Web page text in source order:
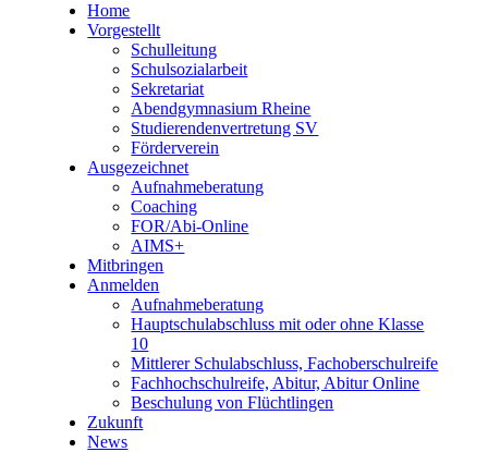
Home
Vorgestellt
Schulleitung
Schulsozialarbeit
Sekretariat
Abendgymnasium Rheine
Studierendenvertretung SV
Förderverein
Ausgezeichnet
Aufnahmeberatung
Coaching
FOR/Abi-Online
AIMS+
Mitbringen
Anmelden
Aufnahmeberatung
Hauptschulabschluss mit oder ohne Klasse
10
Mittlerer Schulabschluss, Fachoberschulreife
Fachhochschulreife, Abitur, Abitur Online
Beschulung von Flüchtlingen
Zukunft
News